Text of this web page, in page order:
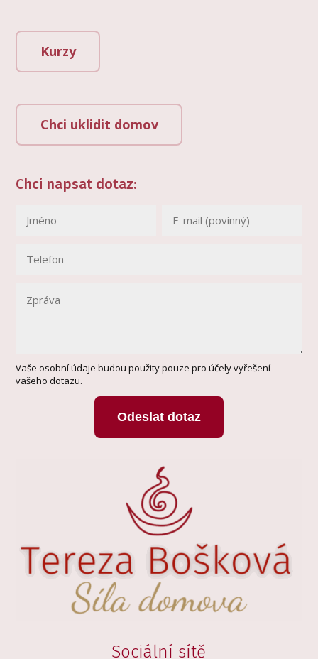
Kurzy
Chci uklidit domov
Chci napsat dotaz:
Vaše osobní údaje budou použity pouze pro účely vyřešení
vašeho dotazu.
Odeslat dotaz
Sociální sítě